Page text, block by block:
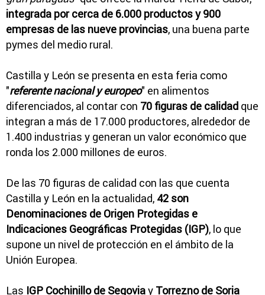
integrada por cerca de 6.000 productos y 900
empresas de las nueve provincias, una buena parte
pymes del medio rural.
Castilla y León se presenta en esta feria como
"referente nacional y europeo" en alimentos
diferenciados, al contar con 70 figuras de calidad que
integran a más de 17.000 productores, alrededor de
1.400 industrias y generan un valor económico que
ronda los 2.000 millones de euros.
De las 70 figuras de calidad con las que cuenta
Castilla y León en la actualidad, 42 son
Denominaciones de Origen Protegidas e
Indicaciones Geográficas Protegidas (IGP), lo que
supone un nivel de protección en el ámbito de la
Unión Europea.
Las IGP Cochinillo de Segoviay Torrezno de Soria